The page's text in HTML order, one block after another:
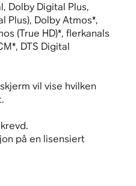
Dolby Digital Plus,
Plus), Dolby Atmos*,
(True HD)*, flerkanals
DTS Digital
vil vise hvilken
på en lisensiert